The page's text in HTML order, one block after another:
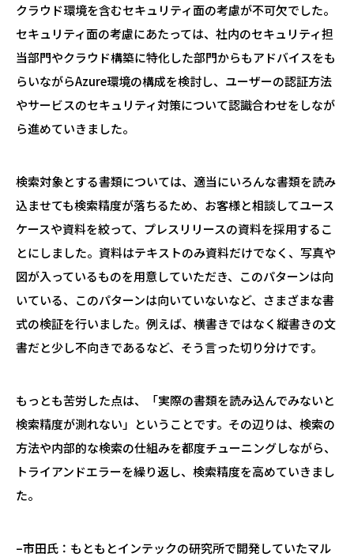
クラウド環境を含むセキュリティ面の考慮が不可欠でした。
セキュリティ面の考慮にあたっては、社内のセキュリティ担
当部門やクラウド構築に特化した部門からもアドバイスをも
らいながらAzure環境の構成を検討し、ユーザーの認証方法
やサービスのセキュリティ対策について認識合わせをしなが
ら進めていきました。
検索対象とする書類については、適当にいろんな書類を読み
込ませても検索精度が落ちるため、お客様と相談してユース
ケースや資料を絞って、プレスリリースの資料を採用するこ
とにしました。資料はテキストのみ資料だけでなく、写真や
図が入っているものを用意していただき、このパターンは向
いている、このパターンは向いていないなど、さまざまな書
式の検証を行いました。例えば、横書きではなく縦書きの文
書だと少し不向きであるなど、そう言った切り分けです。
もっとも苦労した点は、「実際の書類を読み込んでみないと
検索精度が測れない」ということです。その辺りは、検索の
方法や内部的な検索の仕組みを都度チューニングしながら、
トライアンドエラーを繰り返し、検索精度を高めていきまし
た。
–市田氏：もともとインテックの研究所で開発していたマル